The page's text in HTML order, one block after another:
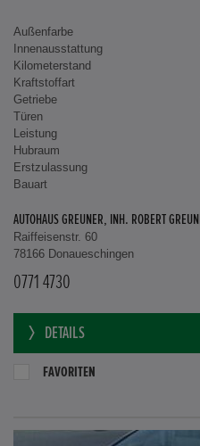
Außenfarbe
Innenausstattung
Kilometerstand
Kraftstoffart
Getriebe
Türen
Leistung
Hubraum
Erstzulassung
Bauart
AUTOHAUS GREUNER, INH. ROBERT
Raiffeisenstr. 60
78166 Donaueschingen
0771 4730
DETAILS
FAVORITEN